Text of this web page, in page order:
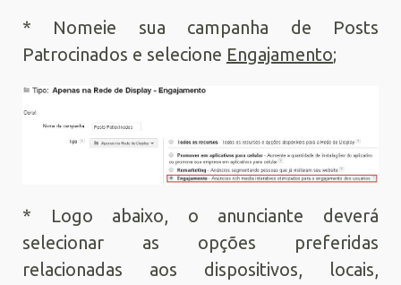
* Nomeie sua campanha de Posts
Patrocinados e selecione Engajamento;
* Logo abaixo, o anunciante deverá
selecionar as opções preferidas
relacionadas aos dispositivos, locais,